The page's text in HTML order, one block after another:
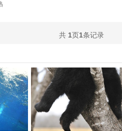
共 1页1条记录